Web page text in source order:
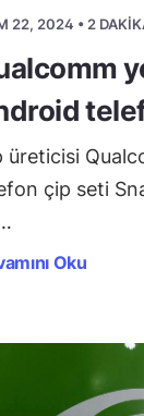
22, 2024 • 2
üreticisi
çip seti
Oku